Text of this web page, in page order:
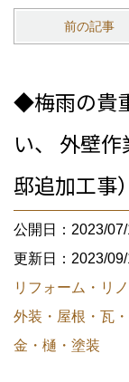
前の記事
◆梅雨の貴
い、 外壁
邸追加工事）
公開日：2023/
更新日：2023/
リフォーム・リ
外装・屋根・瓦
金・樋・塗装